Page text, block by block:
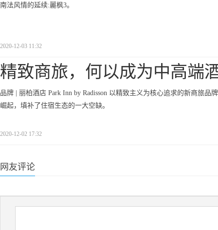
南法风情的延续:麗枫3。
2020-12-03 11:32
精致商旅，何以成为中高端
品牌 | 丽柏酒店 Park Inn by Radisson 以精致主义为核心追求的新商旅
崛起，填补了住宿生态的一大空缺。
2020-12-02 17:32
网友评论